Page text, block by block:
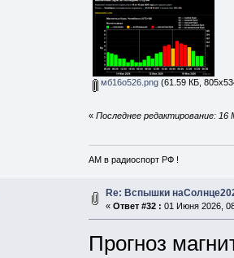
мб16о526.png(61.59 КБ,
« Последнее редактирование: 16
АМ в радиоспорт РФ !
Re: Вспышки
« Ответ #32 : 01 Июня 2026,
Прогноз